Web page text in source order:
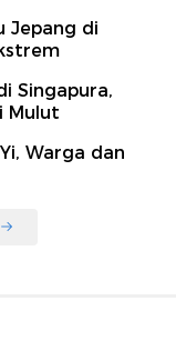
Jepang di
Singapura,
Mulut
Warga dan